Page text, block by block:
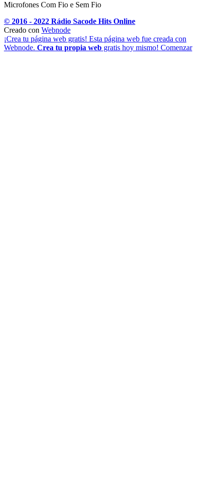
Microfones Com Fio e Sem Fio
© 2016 - 2022 Rádio Sacode Hits Online
Creado con Webnode
¡Crea tu página web gratis! Esta página web fue creada con
Webnode. Crea tu propia web gratis hoy mismo! Comenzar